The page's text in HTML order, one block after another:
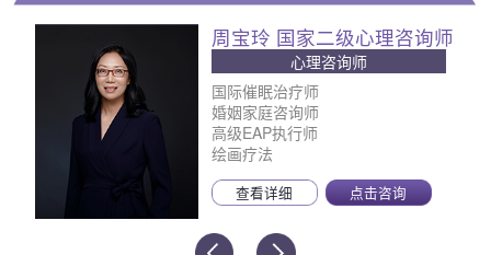
周宝玲 国家二级心理咨询师
心理咨询师
国际催眠治疗师
婚姻家庭咨询师
高级EAP执行师
绘画疗法
查看详细 点击咨询